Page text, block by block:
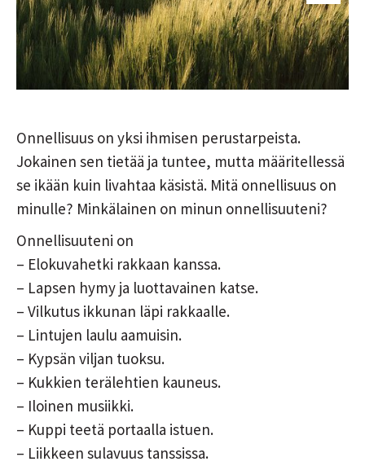
Onnellisuus on yksi ihmisen perustarpeista.
Jokainen sen tietää ja tuntee, mutta määritellessä
se ikään kuin livahtaa käsistä. Mitä onnellisuus on
minulle? Minkälainen on minun onnellisuuteni?
Onnellisuuteni on
– Elokuvahetki rakkaan kanssa.
– Lapsen hymy ja luottavainen katse.
– Vilkutus ikkunan läpi rakkaalle.
– Lintujen laulu aamuisin.
– Kypsän viljan tuoksu.
– Kukkien terälehtien kauneus.
– Iloinen musiikki.
– Kuppi teetä portaalla istuen.
– Liikkeen sulavuus tanssissa.